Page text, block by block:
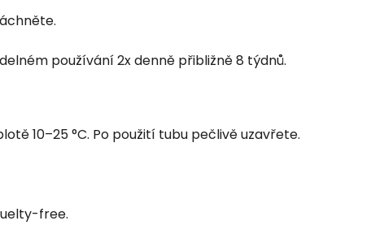
používání 2x denně přibližně 8 týdnů.
10–25 °C. Po použití tubu pečlivě uzavřete.
free.